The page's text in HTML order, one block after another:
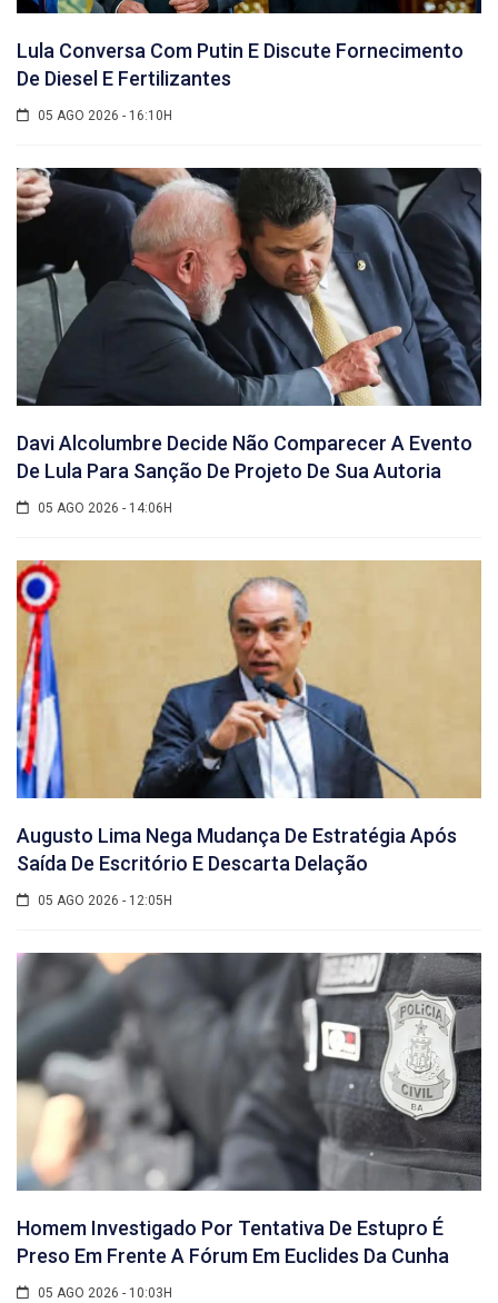
Lula Conversa Com Putin E Discute Fornecimento
De Diesel E Fertilizantes
05 AGO 2026 - 16:10H
Davi Alcolumbre Decide Não Comparecer A Evento
De Lula Para Sanção De Projeto De Sua Autoria
05 AGO 2026 - 14:06H
Augusto Lima Nega Mudança De Estratégia Após
Saída De Escritório E Descarta Delação
05 AGO 2026 - 12:05H
Homem Investigado Por Tentativa De Estupro É
Preso Em Frente A Fórum Em Euclides Da Cunha
05 AGO 2026 - 10:03H